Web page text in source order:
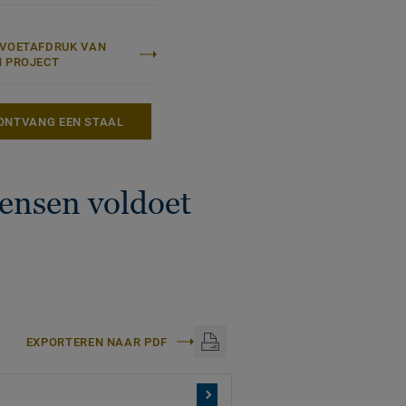
VAN
PROJECT
EEN STAAL
voldoet
EXPORTEREN NAAR PDF